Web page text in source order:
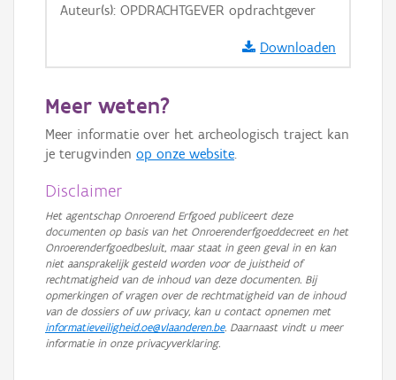
Auteur(s): OPDRACHTGEVER opdrachtgever
Downloaden
Meer weten?
Meer informatie over het archeologisch traject kan
je terugvinden op onze website.
Disclaimer
Het agentschap Onroerend Erfgoed publiceert deze
documenten op basis van het Onroerenderfgoeddecreet en het
Onroerenderfgoedbesluit, maar staat in geen geval in en kan
niet aansprakelijk gesteld worden voor de juistheid of
rechtmatigheid van de inhoud van deze documenten. Bij
opmerkingen of vragen over de rechtmatigheid van de inhoud
van de dossiers of uw privacy, kan u contact opnemen met
informatieveiligheid.oe@vlaanderen.be. Daarnaast vindt u meer
informatie in onze privacyverklaring.